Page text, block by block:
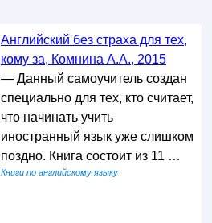
Английский без страха для тех,
кому за, Комнина А.А., 2015
— Данный самоучитель создан
специально для тех, кто считает,
что начинать учить
иностранный язык уже слишком
поздно. Книга состоит из 11 …
Книги по английскому языку